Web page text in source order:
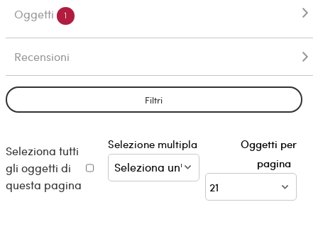
Oggetti 1
Recensioni
Filtri
Seleziona tutti
gli oggetti di
questa pagina
Selezione multipla
Oggetti per
pagina